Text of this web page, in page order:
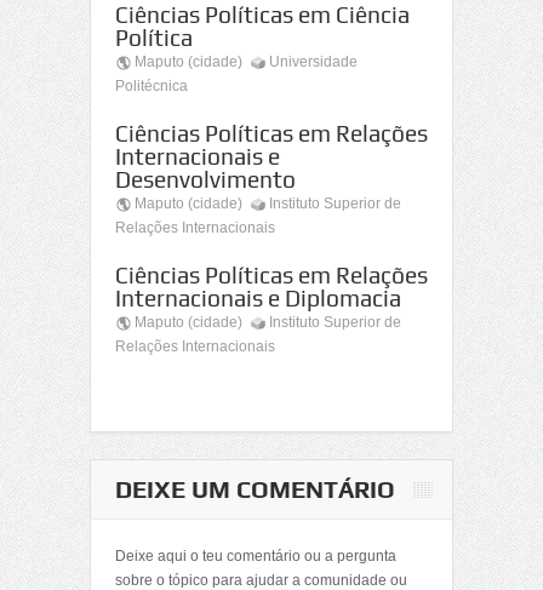
Ciências Políticas em Ciência
Política
Maputo (cidade)
Universidade
Politécnica
Ciências Políticas em Relações
Internacionais e
Desenvolvimento
Maputo (cidade)
Instituto Superior de
Relações Internacionais
Ciências Políticas em Relações
Internacionais e Diplomacia
Maputo (cidade)
Instituto Superior de
Relações Internacionais
DEIXE UM COMENTÁRIO
Deixe aqui o teu comentário ou a pergunta
sobre o tópico para ajudar a comunidade ou